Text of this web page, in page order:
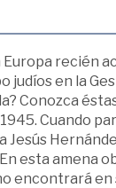
Europa recién
judíos en la
Conozca
Cuando
esta
encontrará